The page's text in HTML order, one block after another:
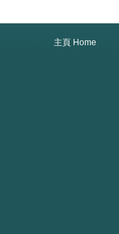
主頁 Home